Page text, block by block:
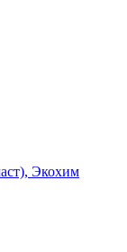
Экохим